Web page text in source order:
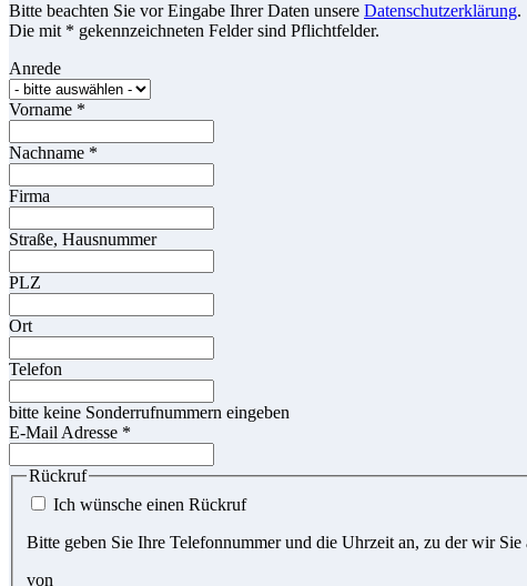
Bitte beachten Sie vor Eingabe Ihrer Daten unsere Datenschutzerklärung.
Die mit * gekennzeichneten Felder sind Pflichtfelder.
Anrede
Vorname *
Nachname *
Firma
Straße, Hausnummer
PLZ
Ort
Telefon
bitte keine Sonderrufnummern eingeben
E-Mail Adresse *
Rückruf
Ich wünsche einen Rückruf
Bitte geben Sie Ihre Telefonnummer und die Uhrzeit an, zu der wir Sie
von